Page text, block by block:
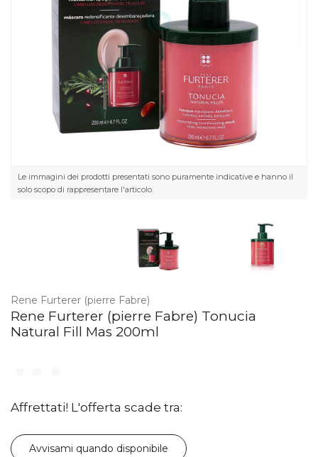
Le immagini dei prodotti presentati sono puramente indicative e hanno il
solo scopo di rappresentare l'articolo.
Rene Furterer (pierre Fabre)
Rene Furterer (pierre Fabre) Tonucia
Natural Fill Mas 200ml
Affrettati! L'offerta scade tra:
Avvisami quando disponibile